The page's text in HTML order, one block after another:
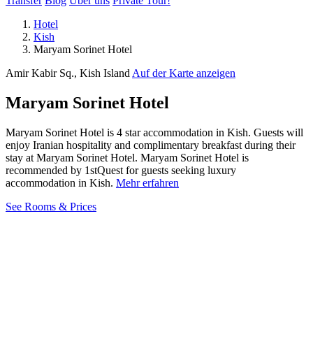
Hotel
Kish
Maryam Sorinet Hotel
Amir Kabir Sq., Kish Island Auf der Karte anzeigen
Maryam Sorinet Hotel
Maryam Sorinet Hotel is 4 star accommodation in Kish. Guests will
enjoy Iranian hospitality and complimentary breakfast during their
stay at Maryam Sorinet Hotel. Maryam Sorinet Hotel is
recommended by 1stQuest for guests seeking luxury
accommodation in Kish. Mehr erfahren
See Rooms & Prices